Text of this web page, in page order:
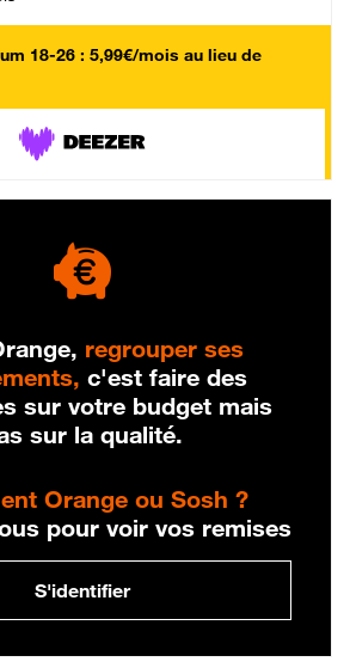
18-26 : 5,99€/mois au lieu de
regrouper ses
c'est faire des
sur votre budget mais
sur la qualité.
Orange ou Sosh ?
pour voir vos remises
S'identifier